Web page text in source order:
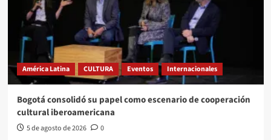
América Latina CULTURA Eventos Internacionales
Bogotá consolidó su papel como escenario de cooperación
cultural iberoamericana
5 de agosto de 2026 0